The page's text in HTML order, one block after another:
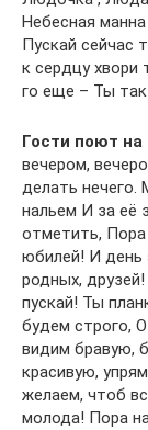
Небесная
Пускай сейчас
к сердцу хвори
го еще – Ты так
Гости поют на
вечером,
делать
нальем И за её
отметить, Пора
юбилей! И день
родных,
пускай! Ты
будем строго,
видим бравую,
красивую,
желаем, чтоб
молода! Пора